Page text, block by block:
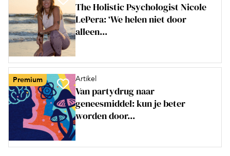
The Holistic Psychologist Nicole
LePera: ‘We helen niet door
alleen...
Premium Artikel
Van partydrug naar
geneesmiddel: kun je beter
worden door...